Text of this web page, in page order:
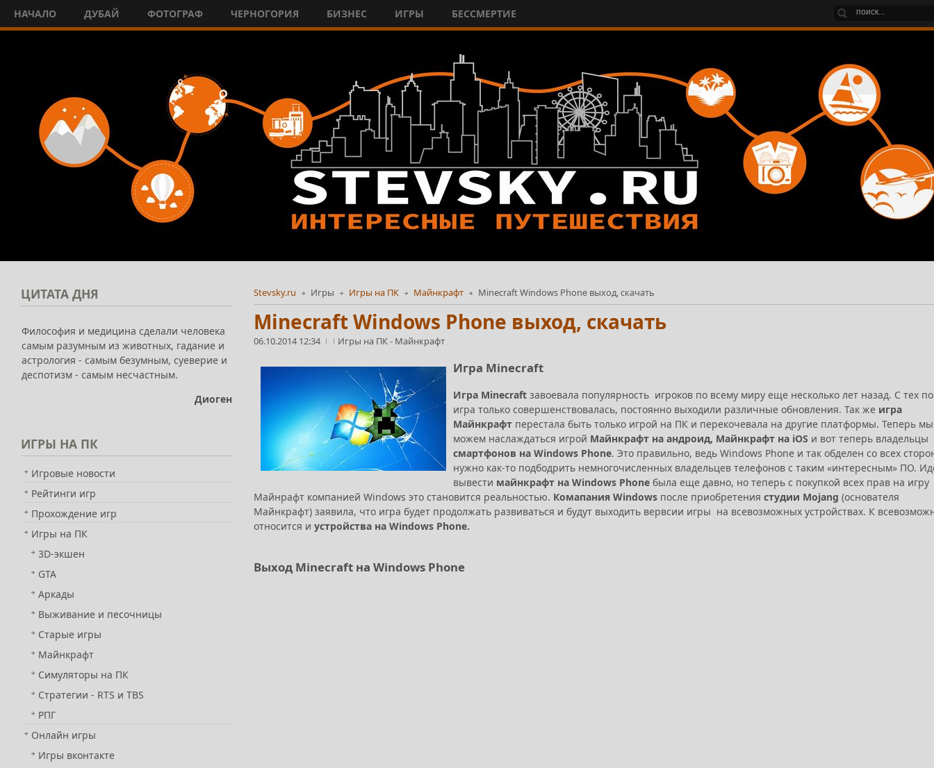
НАЧАЛО ДУБАЙ ФОТОГРАФ ЧЕРНОГОРИЯ БИЗНЕС ИГРЫ БЕССМЕРТИЕ
Stevsky.ru Игры Игры на ПК Майнкрафт Minecraft Windows Phone выход, скачать
Minecraft Windows Phone выход, скачать
06.10.2014 12:34 Игры на ПК- Майнкрафт
Игра Minecraft
Игра Minecraft завоевала популярность игроков по всему миру еще несколько лет назад. С тех
игра только совершенствовалась, постоянно выходили различные обновления. Так же игра
Майнкрафт перестала быть только игрой на ПК и перекочевала на другие платформы. Теперь мы
можем наслаждаться игрой Майнкрафт на андроид, Майнкрафт на iOS и вот теперь владельцы
смартфонов на Windows Phone. Это правильно, ведь Windows Phone и так обделен со всех
нужно как-то подбодрить немногочисленных владельцев телефонов с таким «интересным» ПО.
вывести майнкрафт на Windows Phone была еще давно, но теперь с покупкой всех прав на игру
Майнрафт компанией Windows это становится реальностью. Комапания Windows после приобретения студии Mojang (основателя
Майнкрафт) заявила, что игра будет продолжать развиваться и будут выходить вервсии игры на всевозможных устройствах. К
относится и устройства на Windows Phone.
Выход Minecraft на Windows Phone
ЦИТАТА ДНЯ
Философия и медицина сделали человека
самым разумным из животных, гадание и
астрология - самым безумным, суеверие и
деспотизм - самым несчастным.
Диоген
ИГРЫ НА ПК
Игровые новости
Рейтинги игр
Прохождение игр
Игры на ПК
3D-экшен
GTA
Аркады
Выживание и песочницы
Старые игры
Майнкрафт
Симуляторы на ПК
Стратегии - RTS и TBS
РПГ
Онлайн игры
Игры вконтакте